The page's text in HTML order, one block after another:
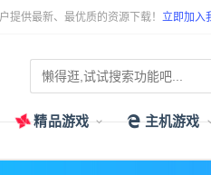
提供最新、最优质的资源下载！ 立即加入
精品游戏 主机游戏